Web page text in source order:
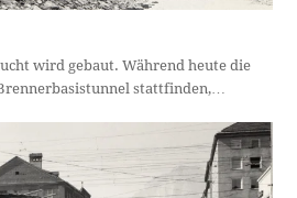
wird gebaut. Während heute die
stattfinden,…